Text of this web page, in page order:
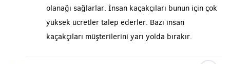
olanağı sağlarlar. İnsan kaçakçıları bunun için çok
yüksek ücretler talep ederler. Bazı insan
kaçakçıları müşterilerini yarı yolda bırakır.